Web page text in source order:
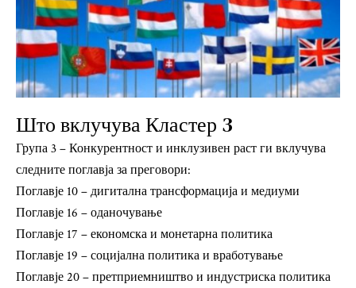
Што вклучува Кластер 3
Група 3 – Конкурентност и инклузивен раст ги вклучува
следните поглавја за преговори:
Поглавје 10 – дигитална трансформација и медиуми
Поглавје 16 – оданочување
Поглавје 17 – економска и монетарна политика
Поглавје 19 – социјална политика и вработување
Поглавје 20 – претприемништво и индустриска политика